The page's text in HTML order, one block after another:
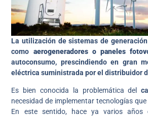
La utilización de sistemas de
como aerogeneradores o paneles
autoconsumo, prescindiendo en gran
eléctrica suministrada por el distribuidor
Es bien conocida la problemática del
necesidad de implementar tecnologías
En este sentido, hace ya varios años